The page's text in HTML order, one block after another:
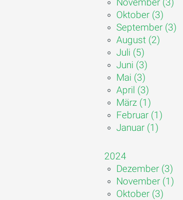
Oktober (3)
September (3)
August (2)
Juli (5)
Juni (3)
Mai (3)
April (3)
März (1)
Februar (1)
Januar (1)
2024
Dezember (3)
November (1)
Oktober (3)